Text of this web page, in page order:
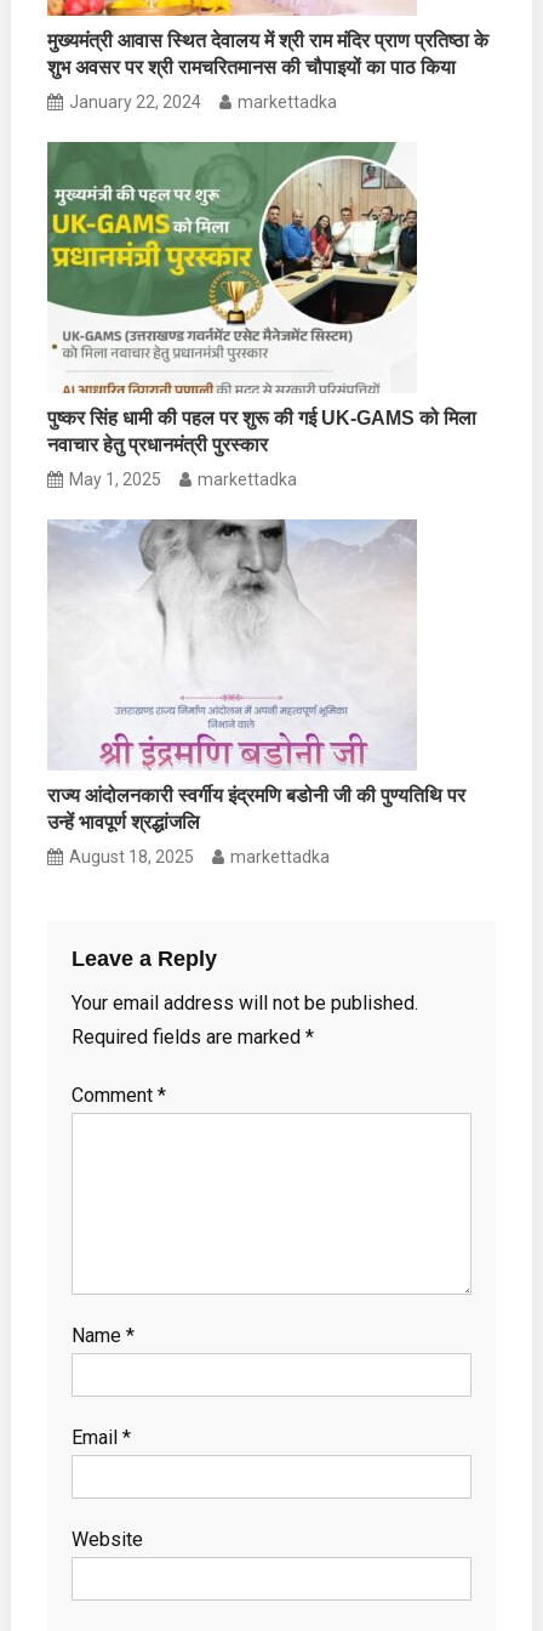
मुख्यमंत्री आवास स्थित देवालय में श्री राम मंदिर प्राण प्रतिष्ठा के
शुभ अवसर पर श्री रामचरितमानस की चौपाइयों का पाठ किया
January 22, 2024 markettadka
पुष्कर सिंह धामी की पहल पर शुरू की गई UK-GAMS को मिला
नवाचार हेतु प्रधानमंत्री पुरस्कार
May 1, 2025 markettadka
राज्य आंदोलनकारी स्वर्गीय इंद्रमणि बडोनी जी की पुण्यतिथि पर
उन्हें भावपूर्ण श्रद्धांजलि
August 18, 2025 markettadka
Leave a Reply
Your email address will not be published.
Required fields are marked *
Comment *
Name *
Email *
Website